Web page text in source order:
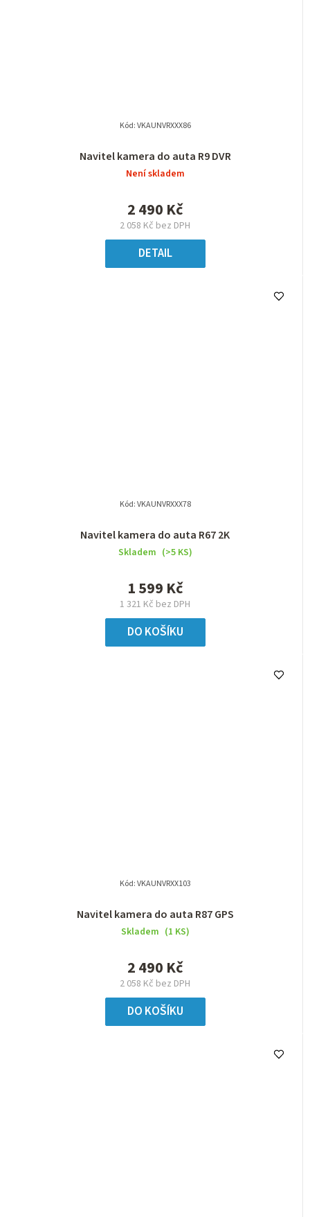
Navitel kamera do auta R9 DVR
Není skladem
2 058 Kč bez DPH
2 490 Kč
DETAIL
Kód:VKAUNVRXXX86
Navitel kamera do auta R67 2K
Skladem (>5 KS)
1 321 Kč bez DPH
1 599 Kč
DO KOŠÍKU
Kód:VKAUNVRXXX78
Navitel kamera do auta R87 GPS
Skladem (1 KS)
2 058 Kč bez DPH
2 490 Kč
DO KOŠÍKU
Kód:VKAUNVRXX103